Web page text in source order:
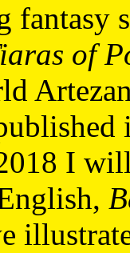
fantasy
of
I